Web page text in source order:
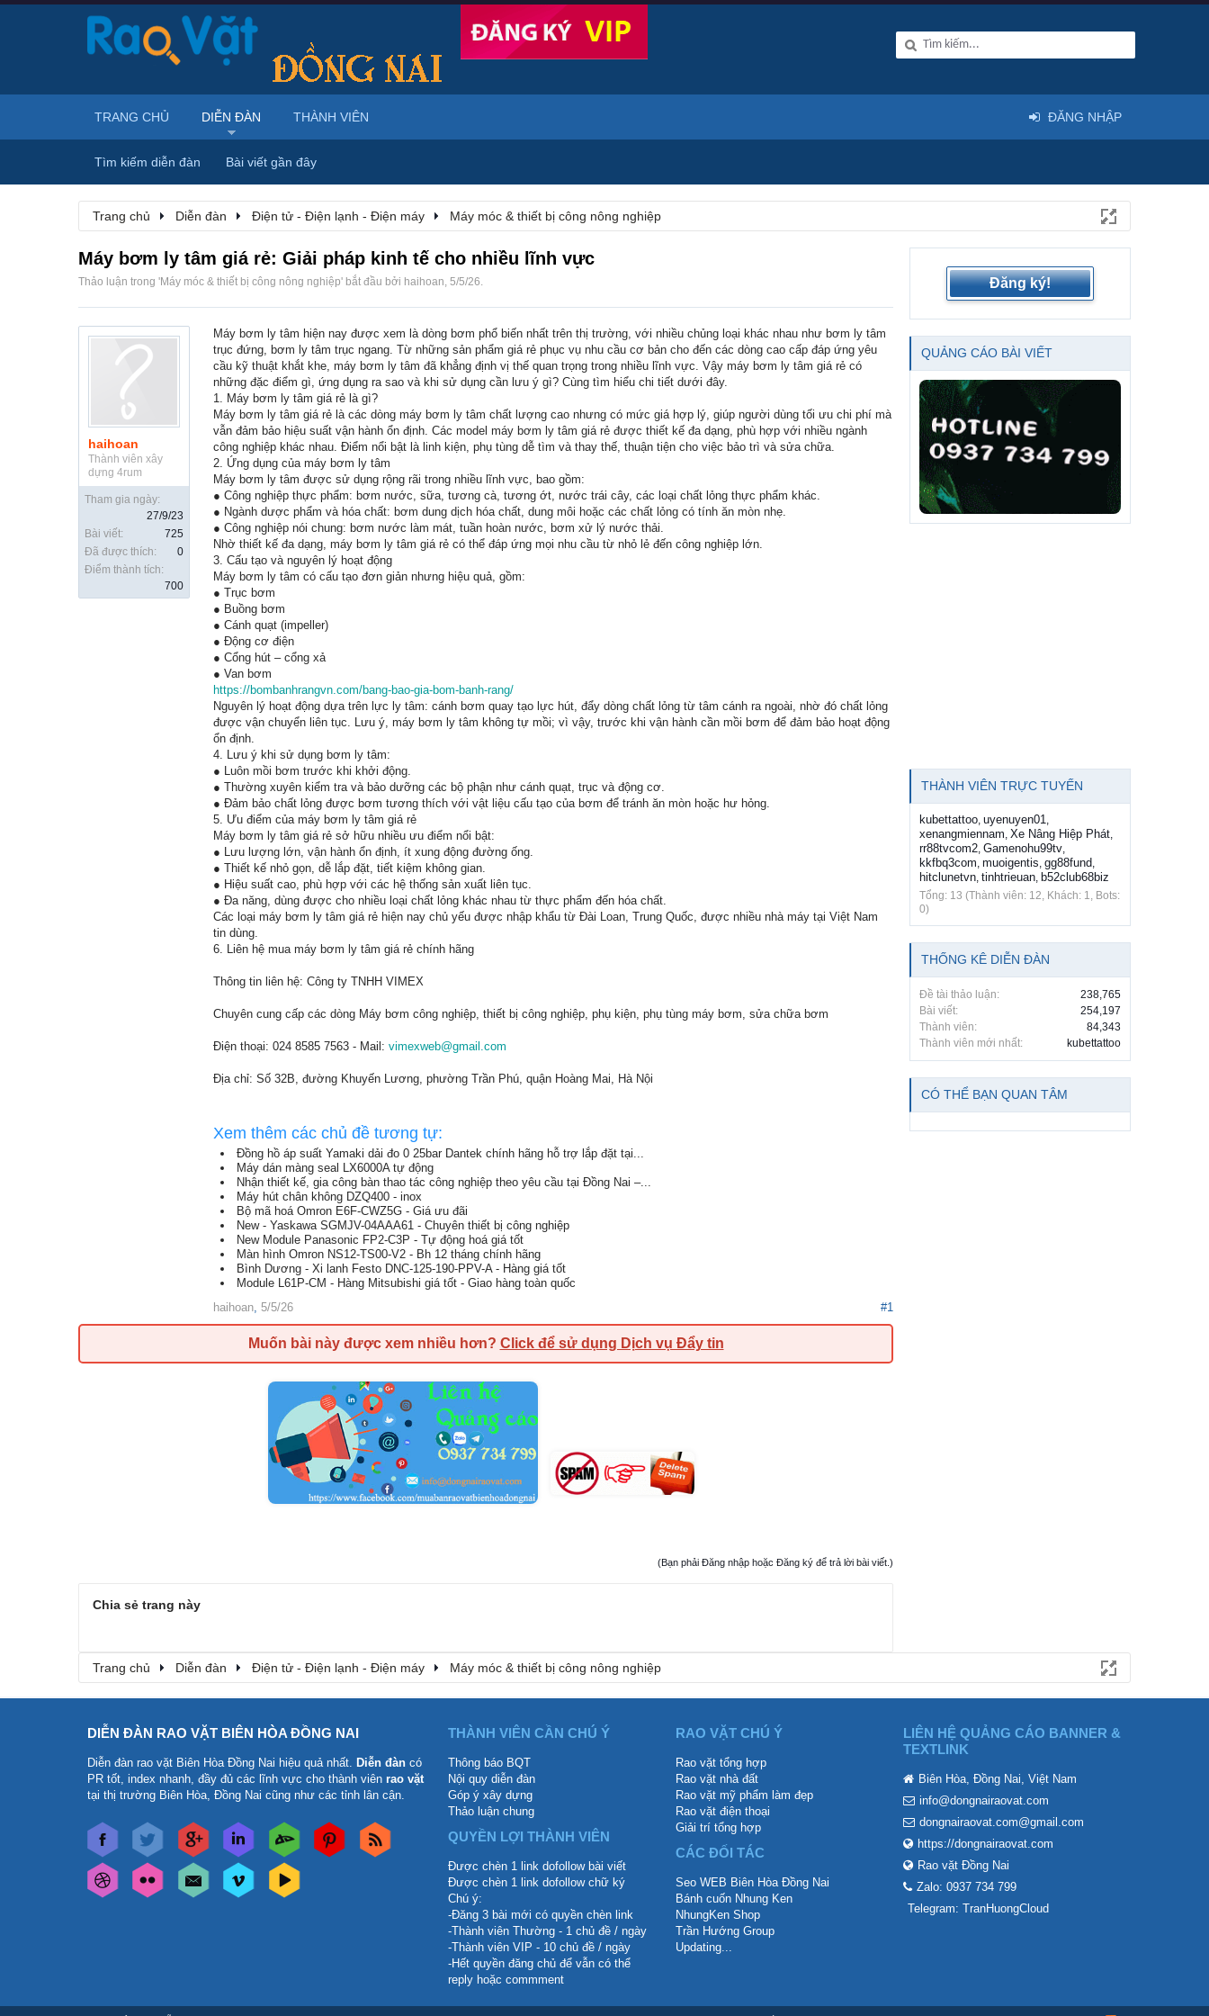
Trang chủ Diễn đàn Điện tử - Điện lạnh - Điện máy Máy móc & thiết bị công nông nghiệp
Máy bơm ly tâm giá rẻ: Giải pháp kinh tế cho nhiều lĩnh vực
Thảo luận trong 'Máy móc & thiết bị công nông nghiệp' bắt đầu bởi haihoan, 5/5/26.
haihoan
Thành viên xây
dựng 4rum
Tham gia ngày:
27/9/23
Bài viết:
725
Đã được thích:
0
Điểm thành tích:
700
Máy bơm ly tâm hiện nay được xem là dòng bơm phổ biến nhất trên thị trường, với nhiều chủng loại khác nhau như bơm ly tâm
trục đứng, bơm ly tâm trục ngang. Từ những sản phẩm giá rẻ phục vụ nhu cầu cơ bản cho đến các dòng cao cấp đáp ứng yêu
cầu kỹ thuật khắt khe, máy bơm ly tâm đã khẳng định vị thế quan trọng trong nhiều lĩnh vực. Vậy máy bơm ly tâm giá rẻ có
những đặc điểm gì, ứng dụng ra sao và khi sử dụng cần lưu ý gì? Cùng tìm hiểu chi tiết dưới đây.
1. Máy bơm ly tâm giá rẻ là gì?
Máy bơm ly tâm giá rẻ là các dòng máy bơm ly tâm chất lượng cao nhưng có mức giá hợp lý, giúp người dùng tối ưu chi phí mà
vẫn đảm bảo hiệu suất vận hành ổn định. Các model máy bơm ly tâm giá rẻ được thiết kế đa dạng, phù hợp với nhiều ngành
công nghiệp khác nhau. Điểm nổi bật là linh kiện, phụ tùng dễ tìm và thay thế, thuận tiện cho việc bảo trì và sửa chữa.
2. Ứng dụng của máy bơm ly tâm
Máy bơm ly tâm được sử dụng rộng rãi trong nhiều lĩnh vực, bao gồm:
● Công nghiệp thực phẩm: bơm nước, sữa, tương cà, tương ớt, nước trái cây, các loại chất lỏng thực phẩm khác.
● Ngành dược phẩm và hóa chất: bơm dung dịch hóa chất, dung môi hoặc các chất lỏng có tính ăn mòn nhẹ.
● Công nghiệp nói chung: bơm nước làm mát, tuần hoàn nước, bơm xử lý nước thải.
Nhờ thiết kế đa dạng, máy bơm ly tâm giá rẻ có thể đáp ứng mọi nhu cầu từ nhỏ lẻ đến công nghiệp lớn.
3. Cấu tạo và nguyên lý hoạt động
Máy bơm ly tâm có cấu tạo đơn giản nhưng hiệu quả, gồm:
● Trục bơm
● Buồng bơm
● Cánh quạt (impeller)
● Động cơ điện
● Cổng hút – cổng xả
● Van bơm
https://bombanhrangvn.com/bang-bao-gia-bom-banh-rang/
Nguyên lý hoạt động dựa trên lực ly tâm: cánh bơm quay tạo lực hút, đẩy dòng chất lỏng từ tâm cánh ra ngoài, nhờ đó chất lỏng
được vận chuyển liên tục. Lưu ý, máy bơm ly tâm không tự mồi; vì vậy, trước khi vận hành cần mồi bơm để đảm bảo hoạt động
ổn định.
4. Lưu ý khi sử dụng bơm ly tâm:
● Luôn mồi bơm trước khi khởi động.
● Thường xuyên kiểm tra và bảo dưỡng các bộ phận như cánh quạt, trục và động cơ.
● Đảm bảo chất lỏng được bơm tương thích với vật liệu cấu tạo của bơm để tránh ăn mòn hoặc hư hỏng.
5. Ưu điểm của máy bơm ly tâm giá rẻ
Máy bơm ly tâm giá rẻ sở hữu nhiều ưu điểm nổi bật:
● Lưu lượng lớn, vận hành ổn định, ít xung động đường ống.
● Thiết kế nhỏ gọn, dễ lắp đặt, tiết kiệm không gian.
● Hiệu suất cao, phù hợp với các hệ thống sản xuất liên tục.
● Đa năng, dùng được cho nhiều loại chất lỏng khác nhau từ thực phẩm đến hóa chất.
Các loại máy bơm ly tâm giá rẻ hiện nay chủ yếu được nhập khẩu từ Đài Loan, Trung Quốc, được nhiều nhà máy tại Việt Nam
tin dùng.
6. Liên hệ mua máy bơm ly tâm giá rẻ chính hãng
Thông tin liên hệ: Công ty TNHH VIMEX
Chuyên cung cấp các dòng Máy bơm công nghiệp, thiết bị công nghiệp, phụ kiện, phụ tùng máy bơm, sửa chữa bơm
Điện thoại: 024 8585 7563 - Mail: vimexweb@gmail.com
Địa chỉ: Số 32B, đường Khuyến Lương, phường Trần Phú, quận Hoàng Mai, Hà Nội
Xem thêm các chủ đề tương tự:
Đồng hồ áp suất Yamaki dải đo 0 25bar Dantek chính hãng hỗ trợ lắp đặt tại...
Máy dán màng seal LX6000A tự động
Nhận thiết kế, gia công bàn thao tác công nghiệp theo yêu cầu tại Đồng Nai –...
Máy hút chân không DZQ400 - inox
Bộ mã hoá Omron E6F-CWZ5G - Giá ưu đãi
New - Yaskawa SGMJV-04AAA61 - Chuyên thiết bị công nghiệp
New Module Panasonic FP2-C3P - Tự động hoá giá tốt
Màn hình Omron NS12-TS00-V2 - Bh 12 tháng chính hãng
Bình Dương - Xi lanh Festo DNC-125-190-PPV-A - Hàng giá tốt
Module L61P-CM - Hàng Mitsubishi giá tốt - Giao hàng toàn quốc
haihoan, 5/5/26 #1
Muốn bài này được xem nhiều hơn? Click để sử dụng Dịch vụ Đẩy tin
(Bạn phải Đăng nhập hoặc Đăng ký để trả lời bài viết.)
Chia sẻ trang này
Đăng ký!
QUẢNG CÁO BÀI VIẾT
THÀNH VIÊN TRỰC TUYẾN
kubettattoo, uyenuyen01,
xenangmiennam, Xe Nâng Hiệp Phát,
rr88tvcom2, Gamenohu99tv,
kkfbq3com, muoigentis, gg88fund,
hitclunetvn, tinhtrieuan, b52club68biz
Tổng: 13 (Thành viên: 12, Khách: 1, Bots:
0)
THỐNG KÊ DIỄN ĐÀN
Đề tài thảo luận:
238,765
Bài viết:
254,197
Thành viên:
84,343
Thành viên mới nhất:
kubettattoo
CÓ THỂ BẠN QUAN TÂM
Trang chủ Diễn đàn Điện tử - Điện lạnh - Điện máy Máy móc & thiết bị công nông nghiệp
TRANG CHỦ DIỄN ĐÀN
Tìm kiếm diễn đàn Bài viết gần đây
THÀNH VIÊN ĐĂNG NHẬP
DIỄN ĐÀN RAO VẶT BIÊN HÒA ĐỒNG NAI
Diễn đàn rao vặt Biên Hòa Đồng Nai hiệu quả nhất. Diễn đàn có
PR tốt, index nhanh, đầy đủ các lĩnh vực cho thành viên rao vặt
tại thị trường Biên Hòa, Đồng Nai cũng như các tỉnh lân cận.
THÀNH VIÊN CẦN CHÚ Ý
Thông báo BQT
Nội quy diễn đàn
Góp ý xây dựng
Thảo luận chung
QUYỀN LỢI THÀNH VIÊN
Được chèn 1 link dofollow bài viết
Được chèn 1 link dofollow chữ ký
Chú ý:
-Đăng 3 bài mới có quyền chèn link
-Thành viên Thường - 1 chủ đề / ngày
-Thành viên VIP - 10 chủ đề / ngày
-Hết quyền đăng chủ để vẫn có thể
reply hoặc commment
RAO VẶT CHÚ Ý
Rao vặt tổng hợp
Rao vặt nhà đất
Rao vặt mỹ phẩm làm đẹp
Rao vặt điện thoại
Giải trí tổng hợp
CÁC ĐỐI TÁC
Seo WEB Biên Hòa Đồng Nai
Bánh cuốn Nhung Ken
NhungKen Shop
Trần Hướng Group
Updating...
LIÊN HỆ QUẢNG CÁO BANNER &
TEXTLINK
Biên Hòa, Đồng Nai, Việt Nam
info@dongnairaovat.com
dongnairaovat.com@gmail.com
https://dongnairaovat.com
Rao vặt Đồng Nai
Zalo: 0937 734 799
Telegram: TranHuongCloud